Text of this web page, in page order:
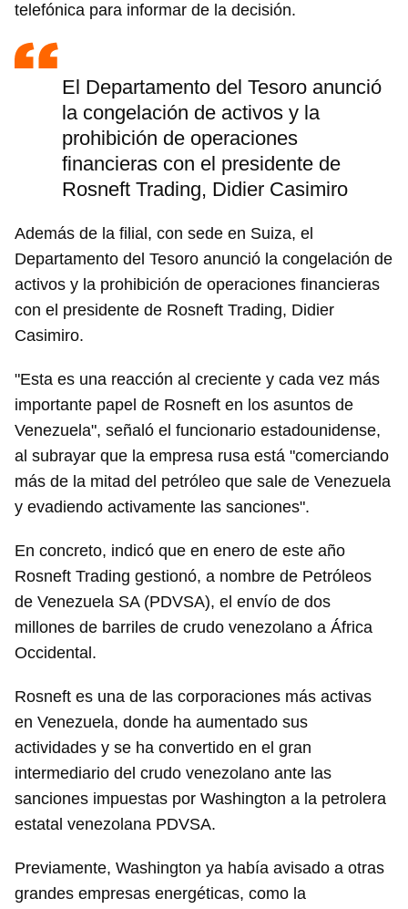
telefónica para informar de la decisión.
El Departamento del Tesoro anunció
la congelación de activos y la
prohibición de operaciones
financieras con el presidente de
Rosneft Trading, Didier Casimiro
Además de la filial, con sede en Suiza, el
Departamento del Tesoro anunció la congelación de
activos y la prohibición de operaciones financieras
con el presidente de Rosneft Trading, Didier
Casimiro.
"Esta es una reacción al creciente y cada vez más
importante papel de Rosneft en los asuntos de
Venezuela", señaló el funcionario estadounidense,
al subrayar que la empresa rusa está "comerciando
más de la mitad del petróleo que sale de Venezuela
y evadiendo activamente las sanciones".
En concreto, indicó que en enero de este año
Rosneft Trading gestionó, a nombre de Petróleos
de Venezuela SA (PDVSA), el envío de dos
millones de barriles de crudo venezolano a África
Occidental.
Rosneft es una de las corporaciones más activas
en Venezuela, donde ha aumentado sus
actividades y se ha convertido en el gran
intermediario del crudo venezolano ante las
sanciones impuestas por Washington a la petrolera
estatal venezolana PDVSA.
Previamente, Washington ya había avisado a otras
grandes empresas energéticas, como la